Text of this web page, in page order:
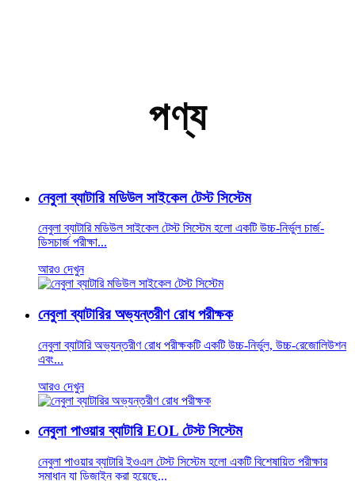
পণ্য
নেবুলা ব্যাটারি মডিউল সাইকেল টেস্ট সিস্টেম
নেবুলা ব্যাটারি মডিউল সাইকেল টেস্ট সিস্টেম হলো একটি উচ্চ-নির্ভুল চার্জ-
ডিসচার্জ পরীক্ষা...
আরও দেখুন
নেবুলা ব্যাটারির অভ্যন্তরীণ রোধ পরীক্ষক
নেবুলা ব্যাটারি অভ্যন্তরীণ রোধ পরীক্ষকটি একটি উচ্চ-নির্ভুল, উচ্চ-রেজোলিউশন
এবং...
আরও দেখুন
নেবুলা পাওয়ার ব্যাটারি EOL টেস্ট সিস্টেম
নেবুলা পাওয়ার ব্যাটারি ইওএল টেস্ট সিস্টেম হলো একটি বিশেষায়িত পরীক্ষার
সমাধান যা ডিজাইন করা হয়েছে...